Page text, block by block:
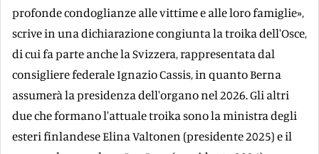
profonde condoglianze alle vittime e alle loro famiglie»,
scrive in una dichiarazione congiunta la troika dell'Osce,
di cui fa parte anche la Svizzera, rappresentata dal
consigliere federale Ignazio Cassis, in quanto Berna
assumerà la presidenza dell'organo nel 2026. Gli altri
due che formano l'attuale troika sono la ministra degli
esteri finlandese Elina Valtonen (presidente 2025) e il